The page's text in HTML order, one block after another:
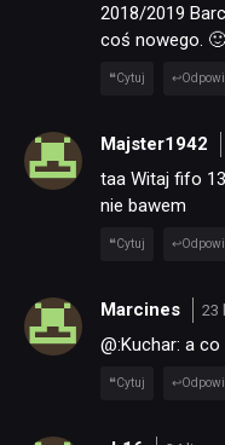
2018/2019
coś nowego. 🙂
Cytuj
Majster1942
taa Witaj fifo
nie bawem
Cytuj
Marcines 23
@:Kuchar: a
Cytuj